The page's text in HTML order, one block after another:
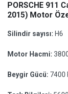
PORSCHE 911
2015) Motor
Silindir sayısı: H6
Motor Hacmi:
Beygir Gücü: 7400